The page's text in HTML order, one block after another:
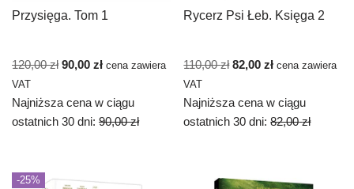
Przysięga. Tom 1
120,00zł 90,00 zł cena zawiera
VAT
Najniższa cena w ciągu
ostatnich 30 dni: 90,00 zł
Rycerz Psi Łeb. Księga 2
110,00zł 82,00zł cena zawiera
VAT
Najniższa cena w ciągu
ostatnich 30 dni:82,00 zł
-25%